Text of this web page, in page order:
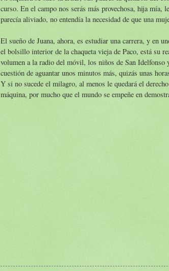
curso. En el campo nos serás más provechosa, hija mía,
parecía aliviado, no entendía la necesidad de que una
El sueño de Juana, ahora, es estudiar una carrera, y en
el bolsillo interior de la chaqueta vieja de Paco, está su
volumen a la radio del móvil, los niños de San Idelfonso
cuestión de aguantar unos minutos más, quizás unas
Y si no sucede el milagro, al menos le quedará el
máquina, por mucho que el mundo se empeñe en